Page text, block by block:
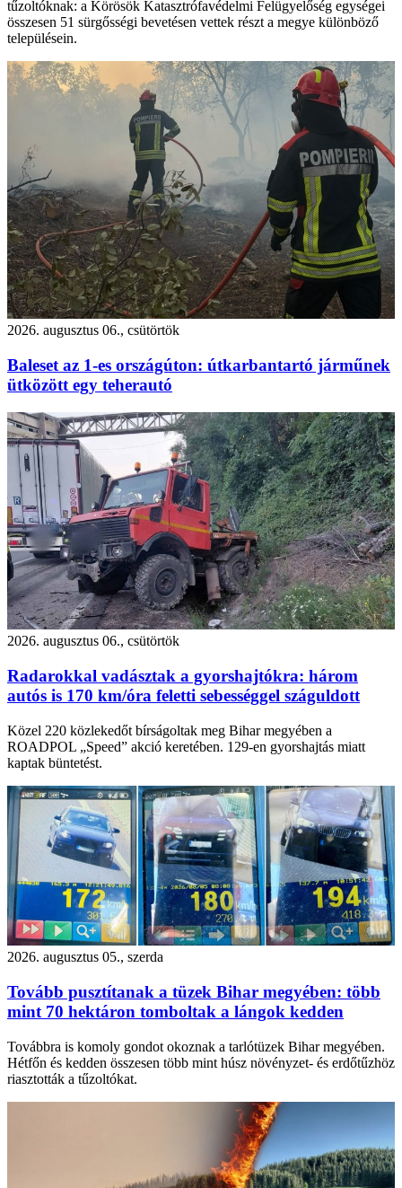
tűzoltóknak: a Körösök Katasztrófavédelmi Felügyelőség egységei
összesen 51 sürgősségi bevetésen vettek részt a megye különböző
településein.
2026. augusztus 06., csütörtök
Baleset az 1-es országúton: útkarbantartó járműnek
ütközött egy teherautó
2026. augusztus 06., csütörtök
Radarokkal vadásztak a gyorshajtókra: három
autós is 170 km/óra feletti sebességgel száguldott
Közel 220 közlekedőt bírságoltak meg Bihar megyében a
ROADPOL „Speed” akció keretében. 129-en gyorshajtás miatt
kaptak büntetést.
2026. augusztus 05., szerda
Tovább pusztítanak a tüzek Bihar megyében: több
mint 70 hektáron tomboltak a lángok kedden
Továbbra is komoly gondot okoznak a tarlótüzek Bihar megyében.
Hétfőn és kedden összesen több mint húsz növényzet- és erdőtűzhöz
riasztották a tűzoltókat.